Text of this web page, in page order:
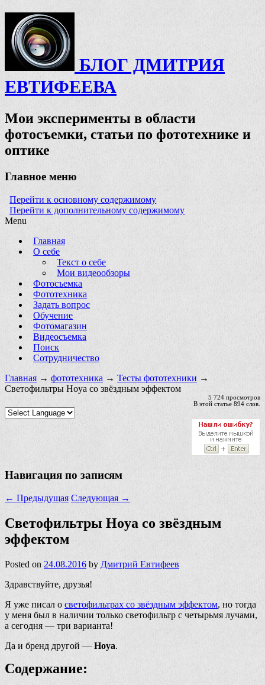
БЛОГ ДМИТРИЯ
ЕВТИФЕЕВА
Мои эксперименты в области
фотосъемки, статьи по фототехнике и
оптике
Главное меню
Перейти к основному содержимому
Перейти к дополнительному содержимому
Menu
Главная
О себе
Текст о себе
Мои видеообзоры
Фотосъемка
Фототехника
Задать вопрос
Обучение
Фотомагазин
Видеосъемка
Поиск
Сотрудничество
Главная → фототехника → Тесты фототехники →
Светофильтры Hoya со звёздным эффектом
5 724 просмотров
В этой статье 894 слов.
Навигация по записям
← Предыдущая Следующая →
Светофильтры Hoya со звёздным
эффектом
Posted on 24.08.2016 by Дмитрий Евтифеев
Здравствуйте, друзья!
Я уже писал о светофильтрах со звёздным эффектом, но тогда
у меня был в наличии только светофильтр с четырьмя лучами,
а сегодня — три варианта!
Да и бренд другой —Hoya.
Содержание: